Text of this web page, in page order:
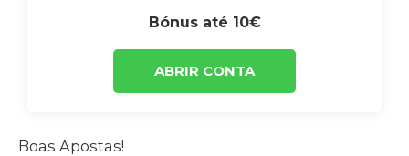
Bónus até 10€
ABRIR CONTA
Boas Apostas!